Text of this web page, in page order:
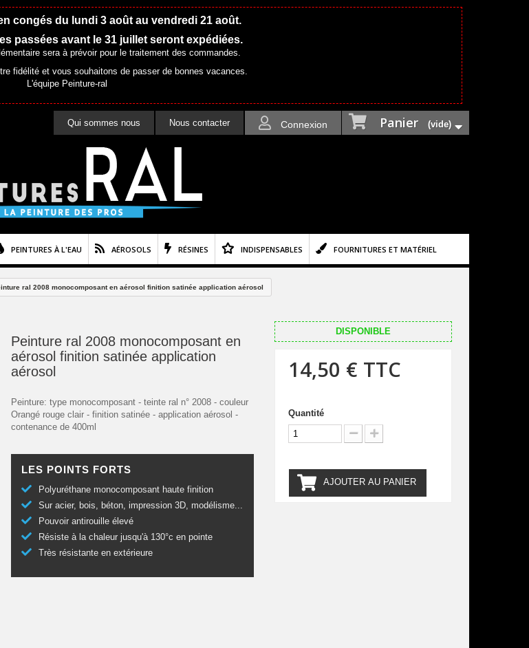
congés du lundi 3 août au vendredi 21 août.
passées avant le 31 juillet seront expédiées.
sera à prévoir pour le traitement des commandes.
fidélité et vous souhaitons de passer de bonnes vacances.
L'équipe Peinture-ral
Panier (vide)
Connexion
Nous contacter
Qui sommes nous
PEINTURES À L'EAU AÉROSOLS RÉSINES INDISPENSABLES FOURNITURES ET MATÉRIEL
ral 2008 monocomposant en aérosol finition satinée application aérosol
Peinture ral 2008 monocomposant en
aérosol finition satinée application
aérosol
Peinture: type monocomposant - teinte ral n° 2008 - couleur
Orangé rouge clair - finition satinée - application aérosol -
contenance de 400ml
LES POINTS FORTS
Polyuréthane monocomposant haute finition
Sur acier, bois, béton, impression 3D, modélisme...
Pouvoir antirouille élevé
Résiste à la chaleur jusqu'à 130°c en pointe
Très résistante en extérieure
DISPONIBLE
14,50 € TTC
Quantité
AJOUTER AU PANIER